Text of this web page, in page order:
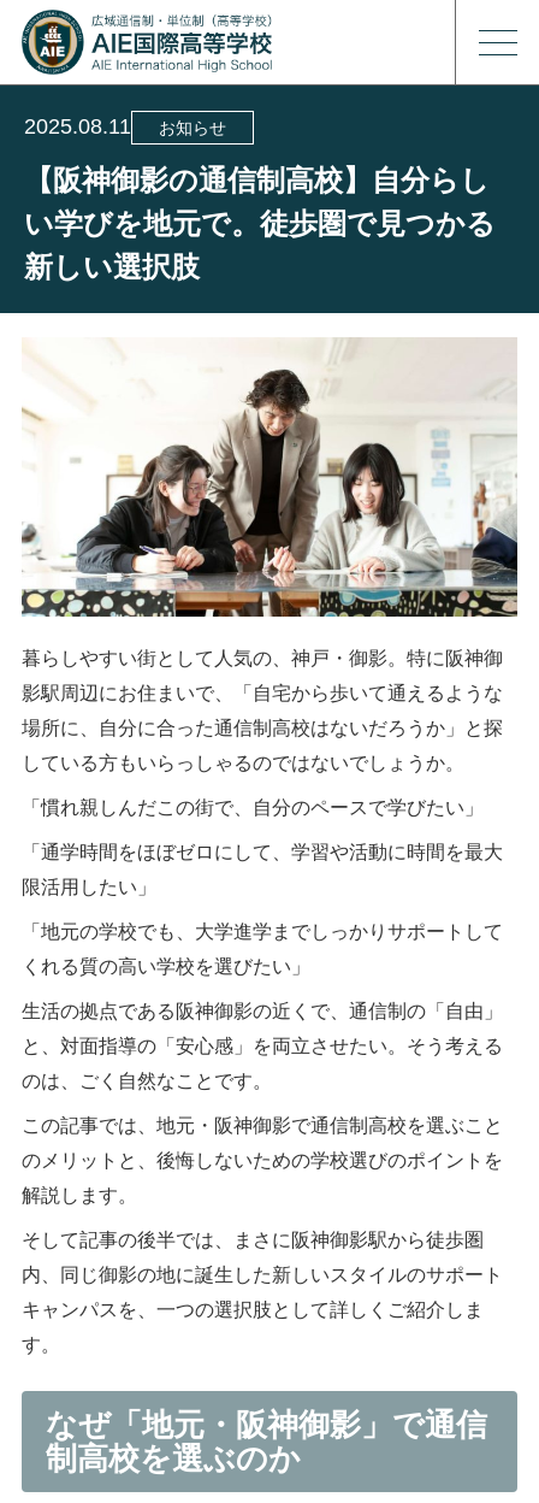
2025.08.11 お知らせ
【阪神御影の通信制高校】自分らし
い学びを地元で。徒歩圏で見つかる
新しい選択肢
暮らしやすい街として人気の、神戸・御影。特に阪神御
影駅周辺にお住まいで、「自宅から歩いて通えるような
場所に、自分に合った通信制高校はないだろうか」と探
している方もいらっしゃるのではないでしょうか。
「慣れ親しんだこの街で、自分のペースで学びたい」
「通学時間をほぼゼロにして、学習や活動に時間を最大
限活用したい」
「地元の学校でも、大学進学までしっかりサポートして
くれる質の高い学校を選びたい」
生活の拠点である阪神御影の近くで、通信制の「自由」
と、対面指導の「安心感」を両立させたい。そう考える
のは、ごく自然なことです。
この記事では、地元・阪神御影で通信制高校を選ぶこと
のメリットと、後悔しないための学校選びのポイントを
解説します。
そして記事の後半では、まさに阪神御影駅から徒歩圏
内、同じ御影の地に誕生した新しいスタイルのサポート
キャンパスを、一つの選択肢として詳しくご紹介しま
す。
なぜ「地元・阪神御影」で通信
制高校を選ぶのか